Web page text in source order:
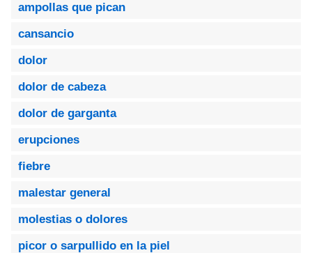
ampollas que pican
cansancio
dolor
dolor de cabeza
dolor de garganta
erupciones
fiebre
malestar general
molestias o dolores
picor o sarpullido en la piel